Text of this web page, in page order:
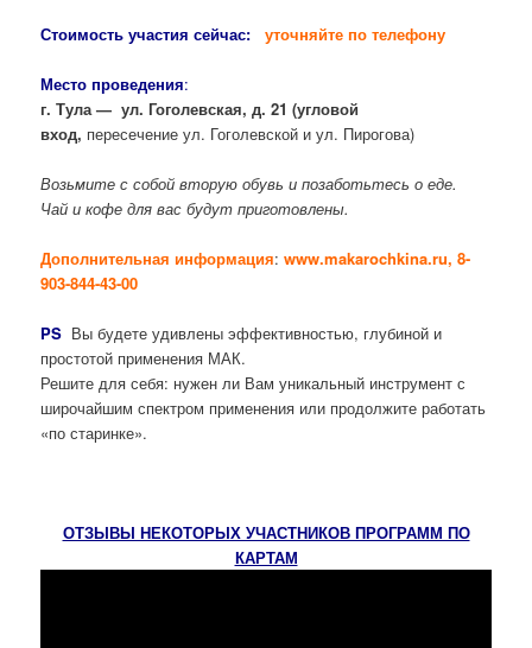
Стоимость участия сейчас: уточняйте по телефону
Место проведения:
г. Тула — ул. Гоголевская, д. 21(угловой
вход, пересечение ул. Гоголевской и ул. Пирогова)
Возьмите с собой вторую обувь и позаботьтесь о еде.
Чай и кофе для вас будут приготовлены.
Дополнительная информация:www.makarochkina.ru, 8-
903-844-43-00
PS Вы будете удивлены эффективностью, глубиной и
простотой применения МАК.
Решите для себя: нужен ли Вам уникальный инструмент с
широчайшим спектром применения или продолжите работать
«по старинке».
ОТЗЫВЫ НЕКОТОРЫХ УЧАСТНИКОВ ПРОГРАММ ПО
КАРТАМ